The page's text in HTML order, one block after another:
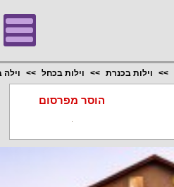
וילות בכנרת וילות בכחל
הוסר מפרסום